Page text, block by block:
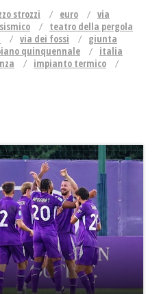
strozzi euro
via
teatro della pergola
via dei fossi
giunta
quinquennale
italia
impianto termico